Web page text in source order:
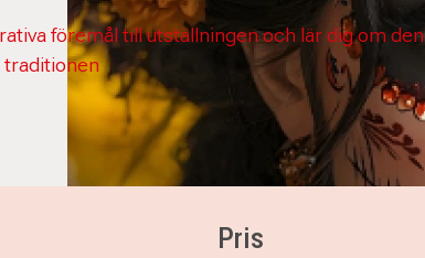
föremål till utställningen och lär dig om den
traditionen
Pris